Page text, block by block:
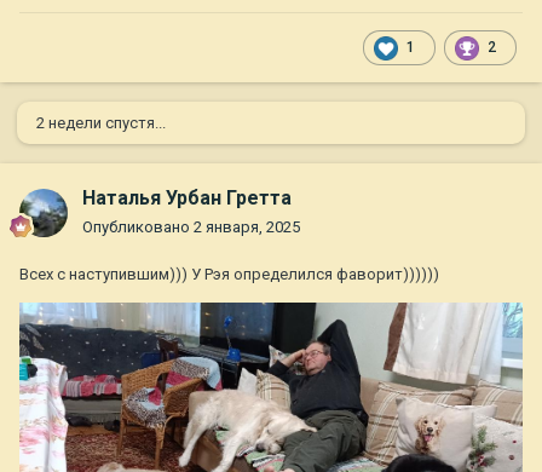
1 2
2 недели спустя...
Наталья Урбан Гретта
Опубликовано 2 января, 2025
Всех с наступившим))) У Рэя определился фаворит))))))